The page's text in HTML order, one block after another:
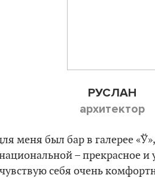
РУСЛАН
архитектор
меня был бар в галерее
– прекрасное
себя очень